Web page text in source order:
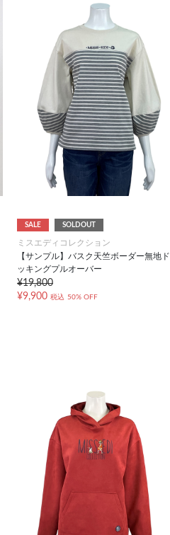
SALE SOLDOUT
ミスエディコレクション
【サンプル】バスク天竺ボーダー無地ド
ッキングプルオーバー
¥19,800
¥9,900 税込 50% OFF